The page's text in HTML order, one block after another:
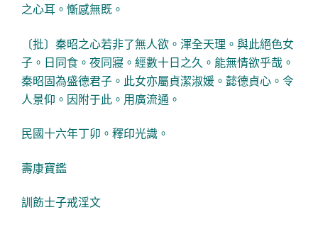
之心耳。慚感無既。
〔批〕秦昭之心若非了無人欲。渾全天理。與此絕色女
子。日同食。夜同寢。經數十日之久。能無情欲乎哉。
秦昭固為盛德君子。此女亦屬貞潔淑媛。懿德貞心。令
人景仰。因附于此。用廣流通。
民國十六年丁卯。釋印光識。
壽康寶鑑
訓飭士子戒淫文